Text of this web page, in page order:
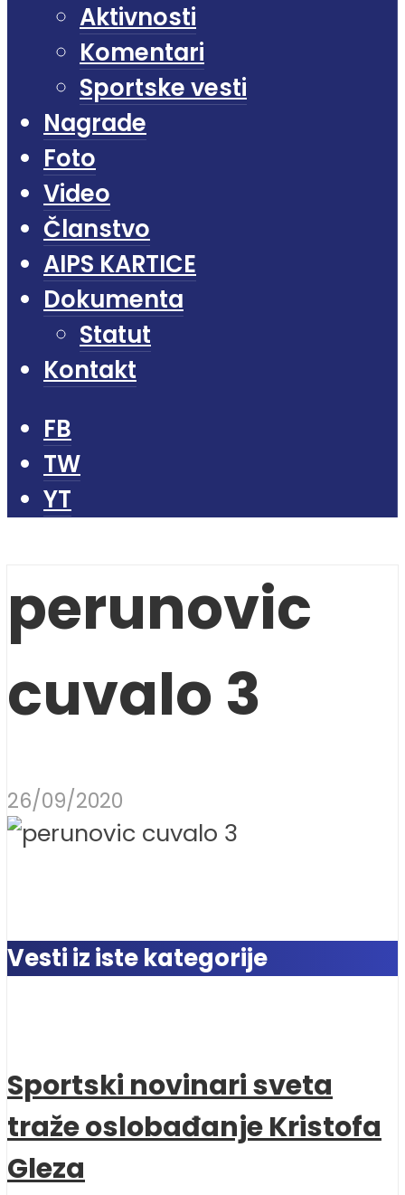
Aktivnosti
Komentari
Sportske vesti
Nagrade
Foto
Video
Članstvo
AIPS KARTICE
Dokumenta
Statut
Kontakt
FB
TW
YT
perunovic
cuvalo 3
26/09/2020
Vesti iz iste kategorije
Sportski novinari sveta
traže oslobađanje Kristofa
Gleza